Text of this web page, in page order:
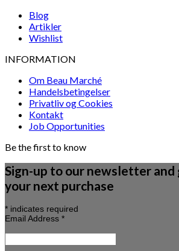
Blog
Artikler
Wishlist
INFORMATION
Om Beau Marché
Handelsbetingelser
Privatliv og Cookies
Kontakt
Job Opportunities
Be the first to know
Sign-up to our newsletter
your next purchase
* indicates required
Email Address *